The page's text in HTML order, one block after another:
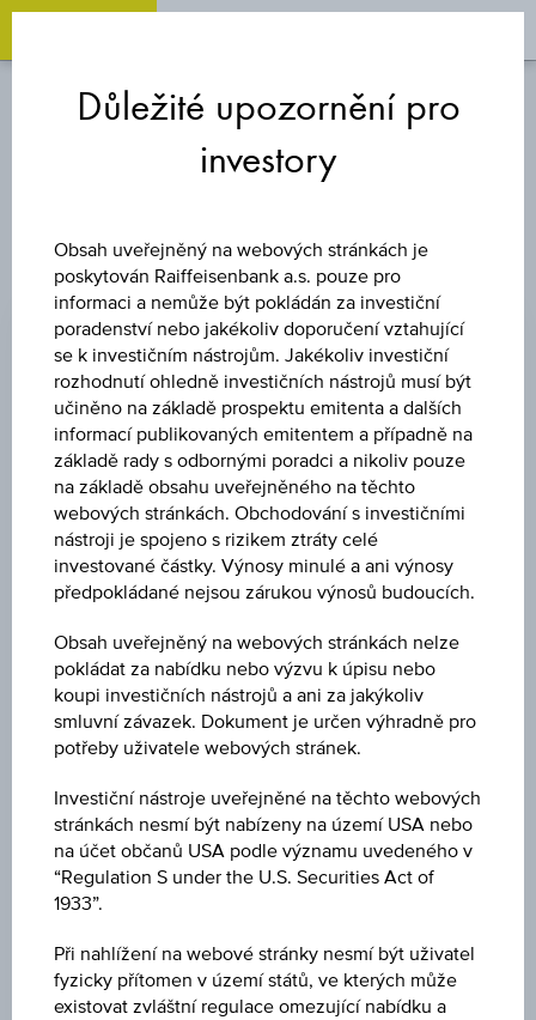
Quicklinks
FONDY - DALŠÍ EMISE
Typ fondu
Emitent fondu
Sektor
Výplata
Země/region
Důležité upozornění pro
investory
Obsah uveřejněný na webových stránkách je
poskytován Raiffeisenbank a.s. pouze pro
informaci a nemůže být pokládán za investiční
poradenství nebo jakékoliv doporučení vztahující
se k investičním nástrojům. Jakékoliv investiční
rozhodnutí ohledně investičních nástrojů musí být
učiněno na základě prospektu emitenta a dalších
informací publikovaných emitentem a případně na
základě rady s odbornými poradci a nikoliv pouze
na základě obsahu uveřejněného na těchto
webových stránkách. Obchodování s investičními
nástroji je spojeno s rizikem ztráty celé
investované částky. Výnosy minulé a ani výnosy
předpokládané nejsou zárukou výnosů budoucích.
Obsah uveřejněný na webových stránkách nelze
pokládat za nabídku nebo výzvu k úpisu nebo
koupi investičních nástrojů a ani za jakýkoliv
smluvní závazek. Dokument je určen výhradně pro
potřeby uživatele webových stránek.
Investiční nástroje uveřejněné na těchto webových
stránkách nesmí být nabízeny na území USA nebo
na účet občanů USA podle významu uvedeného v
“Regulation S under the U.S. Securities Act of
1933”.
Při nahlížení na webové stránky nesmí být uživatel
fyzicky přítomen v území států, ve kterých může
existovat zvláštní regulace omezující nabídku a